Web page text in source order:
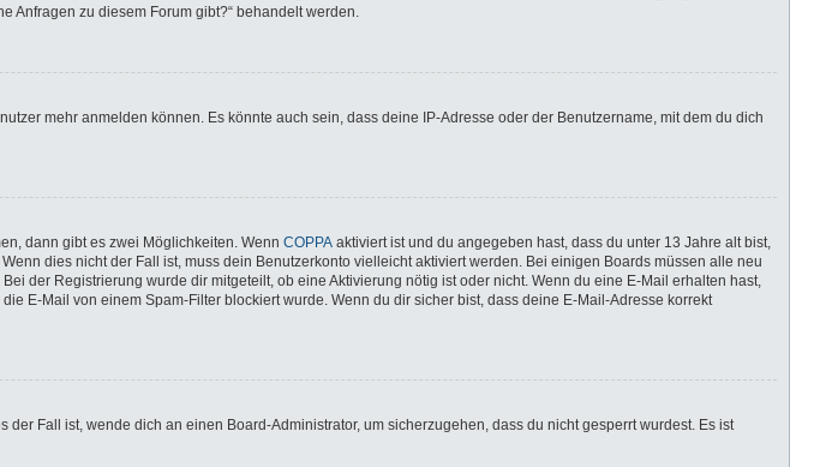
Anfragen zu diesem Forum gibt?“ behandelt werden.
mehr anmelden können. Es könnte auch sein, dass deine IP-Adresse oder der Benutzername, mit dem du dich
dann gibt es zwei Möglichkeiten. Wenn COPPA aktiviert ist und du angegeben hast, dass du unter 13 Jahre alt bist,
dies nicht der Fall ist, muss dein Benutzerkonto vielleicht aktiviert werden. Bei einigen Boards müssen alle neu
der Registrierung wurde dir mitgeteilt, ob eine Aktivierung nötig ist oder nicht. Wenn du eine E-Mail erhalten hast,
E-Mail von einem Spam-Filter blockiert wurde. Wenn du dir sicher bist, dass deine E-Mail-Adresse korrekt
Fall ist, wende dich an einen Board-Administrator, um sicherzugehen, dass du nicht gesperrt wurdest. Es ist